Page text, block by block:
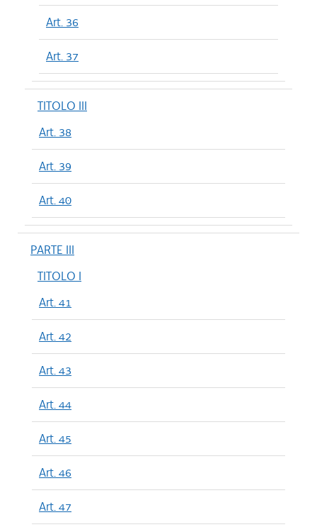
Art. 36
Art. 37
TITOLO III
Art. 38
Art. 39
Art. 40
PARTE III
TITOLO I
Art. 41
Art. 42
Art. 43
Art. 44
Art. 45
Art. 46
Art. 47